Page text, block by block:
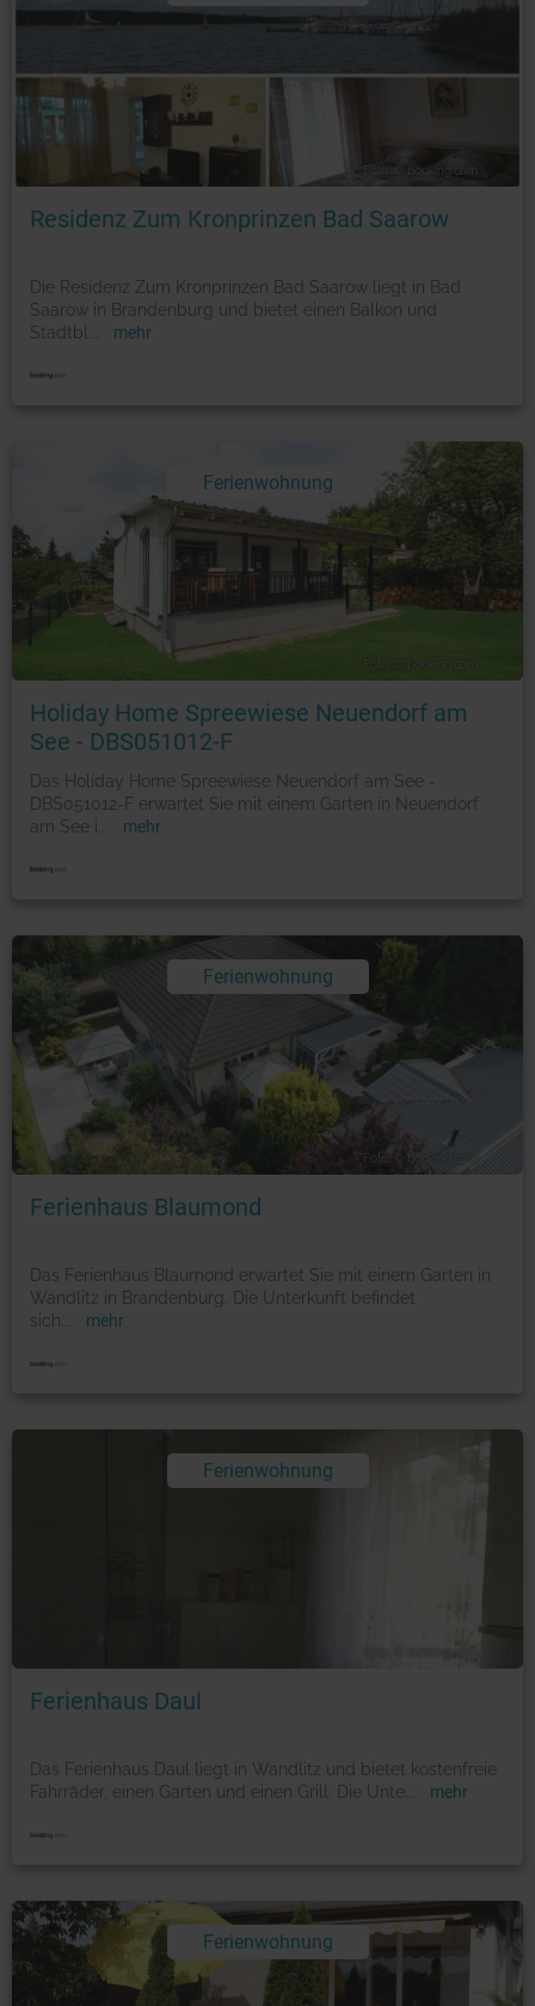
Foto: © booking.com
Residenz Zum Kronprinzen Bad Saarow
Die Residenz Zum Kronprinzen Bad Saarow liegt in Bad
Saarow in Brandenburg und bietet einen Balkon und
Stadtbl
mehr
Ferienwohnung
Foto: © booking.com
Holiday Home Spreewiese Neuendorf am
See - DBS051012-F
Das Holiday Home Spreewiese Neuendorf am See -
DBS051012-F erwartet Sie mit einem Garten in Neuendorf
am See i
mehr
Ferienwohnung
Ferienhaus Blaumond
Das Ferienhaus Blaumond erwartet Sie mit einem Garten in
Wandlitz in Brandenburg. Die Unterkunft befindet
sich
mehr
Ferienwohnung
Ferienhaus Daul
Das Ferienhaus Daul liegt in Wandlitz und bietet kostenfreie
Fahrräder, einen Garten und einen Grill. Die Unte
mehr
Ferienwohnung